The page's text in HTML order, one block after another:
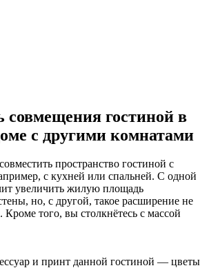
совмещения гостиной в
с другими комнатами
пространство гостиной с
с кухней или спальней. С одной
увеличить жилую площадь
но, с другой, такое расширение не
Кроме того, вы столкнётесь с массой
и принт данной гостиной — цветы